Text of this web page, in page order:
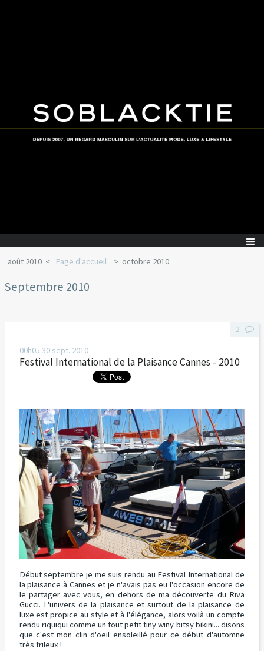
août 2010 Page d'accueil octobre 2010
Septembre 2010
00h05 30 sept. 2010
Festival International de la Plaisance Cannes - 2010
Début septembre je me suis rendu au Festival International de
la plaisance à Cannes et je n'avais pas eu l'occasion encore de
le partager avec vous, en dehors de ma découverte du Riva
Gucci. L'univers de la plaisance et surtout de la plaisance de
luxe est propice au style et à l'élégance, alors voilà un compte
rendu riquiqui comme un tout petit tiny winy bitsy bikini... disons
que c'est mon clin d'oeil ensoleillé pour ce début d'automne
très frileux !
2